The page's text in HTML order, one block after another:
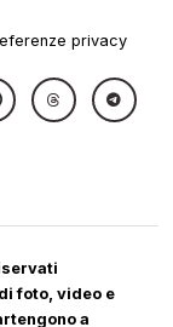
privacy
foto, video e
a